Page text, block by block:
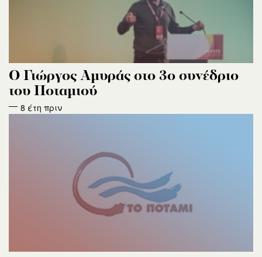
Ο Γιώργος Αμυράς στο 3ο συνέδριο
του Ποταμιού
8 έτη πριν